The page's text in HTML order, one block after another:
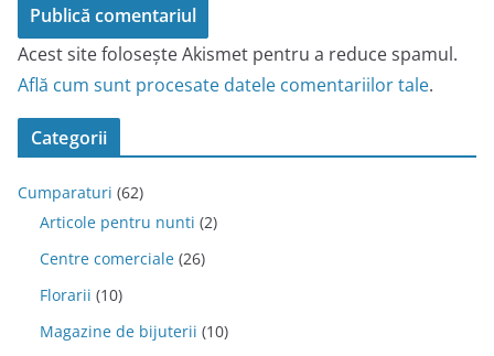
Acest site folosește Akismet pentru a reduce spamul.
Află cum sunt procesate datele comentariilor tale.
Categorii
Cumparaturi (62)
Articole pentru nunti (2)
Centre comerciale (26)
Florarii (10)
Magazine de bijuterii (10)